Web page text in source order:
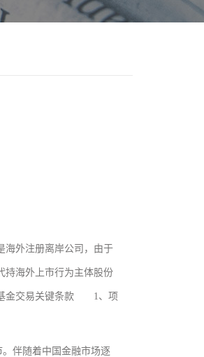
外注册离岸公司，由于
持海外上市行为主体股份
金交易关键条款 1、项
伴随着中国金融市场逐